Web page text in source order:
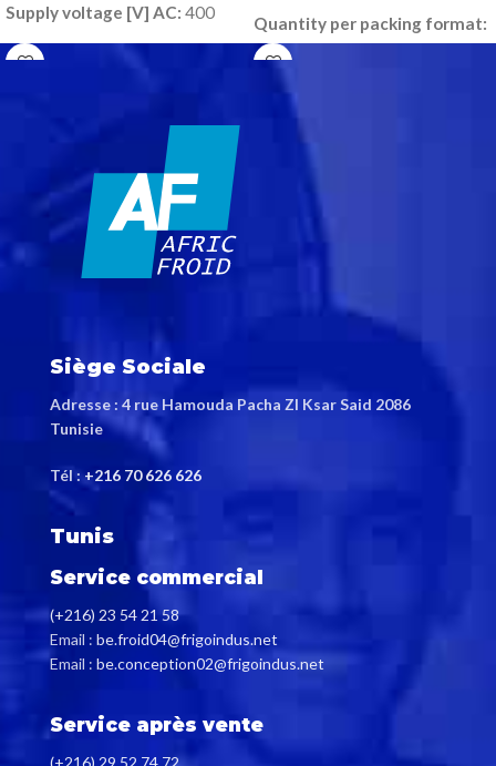
Supply voltage [V] AC: 400
Packing format:Single pack
Quantity per packing format:
48
Siège Sociale
Adresse : 4 rue Hamouda Pacha ZI Ksar Said 2086
Tunisie
Tél :+216 70 626 626
Tunis
Service commercial
(+216) 23 54 21 58
Email : be.froid04@frigoindus.net
Email : be.conception02@frigoindus.net
Service après vente
(+216) 29 52 74 72